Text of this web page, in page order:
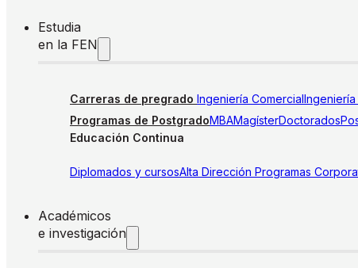
Estudia
en la FEN
Carreras de pregrado Ingeniería Comercial
Programas de PostgradoMBAMagísterDoctorados
Educación Continua
Diplomados y cursosAlta Dirección Programas
Académicos
e investigación